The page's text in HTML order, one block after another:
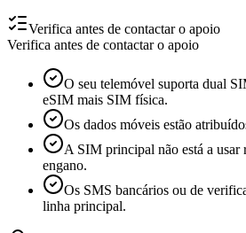
Verifica antes de contactar o apoio
Verifica antes de contactar o apoio
O seu telemóvel suporta dual
eSIM mais SIM física.
Os dados móveis estão
A SIM principal não está a usar
engano.
Os SMS bancários ou de
linha principal.